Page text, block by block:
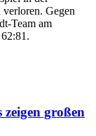
Gegen
Team am
großen